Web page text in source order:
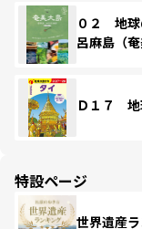
０２ 地
呂麻島（
Ｄ１７
特設ページ
世界遺産